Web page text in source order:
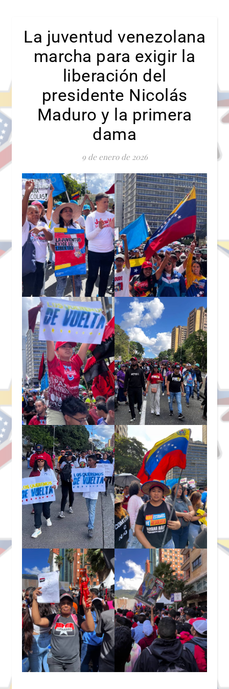
La juventud venezolana
marcha para exigir la
liberación del
presidente Nicolás
Maduro y la primera
dama
9 de enero de 2026